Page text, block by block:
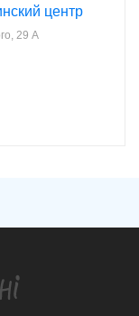
центр
29 А